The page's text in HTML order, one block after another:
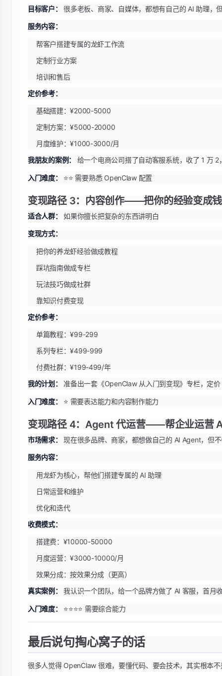
目标客户： 很多老板、商家、自媒体，都想有自己的 AI 助理，
服务内容：
帮客户搭建专属的龙虾工作流
定制行业方案
培训和售后
定价参考：
基础搭建：¥2000-5000
定制方案：¥5000-20000
月度维护：¥1000-3000/月
我朋友的案例：
给一个电商公司搭了自动客服系统，收了 1 万
入门难度： ⭐⭐ 需要熟悉 OpenClaw 配置
变现路径 3：内容创作——把你的经验变成钱
适合人群： 如果你擅长把复杂的东西讲明白
变现方式：
把你的养龙虾经验做成教程
踩坑指南做成专栏
玩法技巧做成社群
靠知识付费变现
定价参考：
单篇教程：¥99-299
系列专栏：¥499-999
付费社群：¥199-499/年
我的计划：
准备出一套《OpenClaw 从入门到变现》专栏，定
入门难度： ⭐ 需要表达能力和内容制作能力
变现路径 4：Agent 代运营——帮企业运营
市场需求： 现在很多品牌、商家，都想做自己的 AI Agent，但
服务内容：
用龙虾为核心，帮他们搭建专属的 AI 助理
日常运营和维护
优化和迭代
收费模式：
搭建费：¥10000-50000
月度运营：¥3000-10000/月
效果分成：按效果分成（更高）
真实案例：
我认识一个团队，给一个品牌方做了 AI 客服，首
入门难度： ⭐⭐⭐⭐ 需要综合能力
最后说句掏心窝子的话
很多人觉得 OpenClaw 很难，要懂代码、要会技术，其实根本不